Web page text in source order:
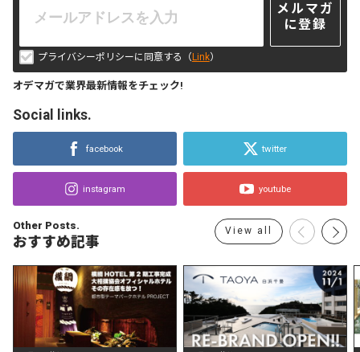
メルマガ
に登録
プライバシーポリシーに同意する（Link）
オデマガで業界最新情報をチェック!
Social links.
facebook twitter
instagram youtube
Other Posts.
おすすめ記事
View all